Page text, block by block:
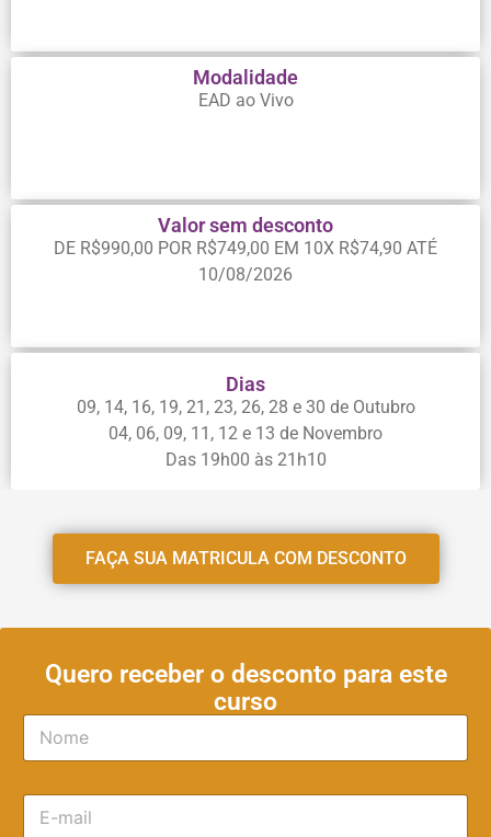
Modalidade
EAD ao Vivo
Valor sem desconto
DE R$990,00 POR R$749,00 EM 10X R$74,90 ATÉ
10/08/2026
Dias
09, 14, 16, 19, 21, 23, 26, 28 e 30 de Outubro
04, 06, 09, 11, 12 e 13 de Novembro
Das 19h00 às 21h10
FAÇA SUA MATRICULA COM DESCONTO
Quero receber o desconto para este
curso
N
m
E